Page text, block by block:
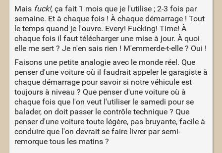
Mais fuck!, ça fait 1 mois que je l'utilise ; 2-3 fois par
semaine. Et à chaque fois ! À chaque démarrage ! Tout
le temps quand je l'ouvre. Every! Fucking! Time! À
chaque fois il faut télécharger une mise à jour. À quoi
elle me sert ? Je n'en sais rien ! M'emmerde-t-elle ? Oui !
Faisons une petite analogie avec le monde réel. Que
penser d'une voiture où il faudrait appeler le garagiste à
chaque démarrage pour savoir si notre véhicule est
toujours à niveau ? Que penser d'une voiture où à
chaque fois que l'on veut l'utiliser le samedi pour se
balader, on doit passer le contrôle technique ? Que
penser d'une voiture toute légère, pas bruyante, facile à
conduire que l'on devrait se faire livrer par semi-
remorque tous les matins ?